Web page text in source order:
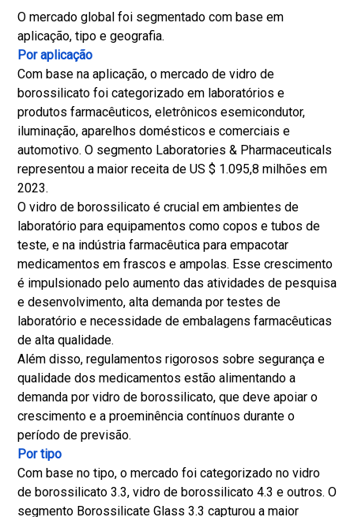
O mercado global foi segmentado com base em
aplicação, tipo e geografia.
Por aplicação
Com base na aplicação, o mercado de vidro de
borossilicato foi categorizado em laboratórios e
produtos farmacêuticos, eletrônicos esemicondutor,
iluminação, aparelhos domésticos e comerciais e
automotivo. O segmento Laboratories & Pharmaceuticals
representou a maior receita de US $ 1.095,8 milhões em
2023.
O vidro de borossilicato é crucial em ambientes de
laboratório para equipamentos como copos e tubos de
teste, e na indústria farmacêutica para empacotar
medicamentos em frascos e ampolas. Esse crescimento
é impulsionado pelo aumento das atividades de pesquisa
e desenvolvimento, alta demanda por testes de
laboratório e necessidade de embalagens farmacêuticas
de alta qualidade.
Além disso, regulamentos rigorosos sobre segurança e
qualidade dos medicamentos estão alimentando a
demanda por vidro de borossilicato, que deve apoiar o
crescimento e a proeminência contínuos durante o
período de previsão.
Por tipo
Com base no tipo, o mercado foi categorizado no vidro
de borossilicato 3.3, vidro de borossilicato 4.3 e outros. O
segmento Borossilicate Glass 3.3 capturou a maior